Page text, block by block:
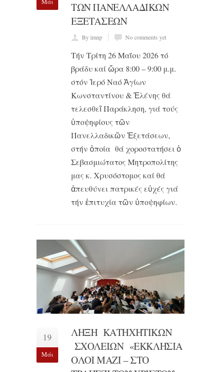
ΤΩΝ ΠΑΝΕΛΛΑΔΙΚΩΝ
ΕΞΕΤΑΣΕΩΝ
By imnp No comments yet
Τήν Τρίτη 26 Μαΐου 2026 τό
βράδυ καί ὥρα 8:00 – 9:00 μ.μ.
στόν Ἱερό Ναό Ἁγίων
Κωνσταντίνου & Ἑλένης θά
τελεσθεῖ Παράκληση, γιά τούς
ὑποψηφίους τῶν
Πανελλαδικῶν Ἐξετάσεων,
στήν ὁποία θά χοροστατήσει ὁ
Σεβασμιώτατος Μητροπολίτης
μας κ. Χρυσόστομος καί θά
ἀπευθύνει πατρικές εὐχές γιά
τήν ἐπιτυχία τῶν ὑποψηφίων.
19
Μάι
ΛΗΞΗ ΚΑΤΗΧΗΤΙΚΩΝ
ΣΧΟΛΕΙΩΝ «ΕΚΚΛΗΣΊΑ
ΌΛΟΙ ΜΑΖΊ – ΣΤΟ